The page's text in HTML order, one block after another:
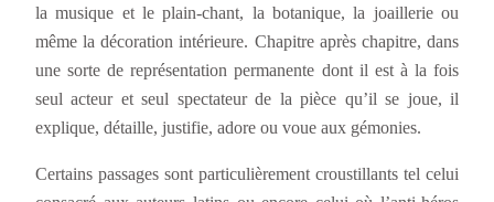
la musique et le plain-chant, la botanique, la joaillerie ou
même la décoration intérieure. Chapitre après chapitre, dans
une sorte de représentation permanente dont il est à la fois
seul acteur et seul spectateur de la pièce qu’il se joue, il
explique, détaille, justifie, adore ou voue aux gémonies.
Certains passages sont particulièrement croustillants tel celui